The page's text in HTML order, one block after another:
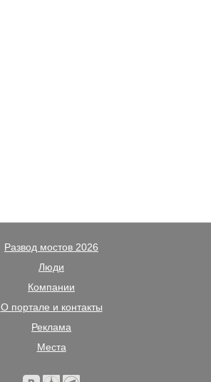
Развод мостов 2026
Люди
Компании
О портале и контакты
Реклама
Места